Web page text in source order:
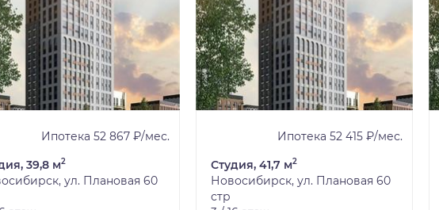
Ипотека 52 867 ₽/мес.
39,8 м2
ул. Плановая 60
Ипотека 52 415 ₽/мес.
Студия, 41,7 м2
Новосибирск, ул. Плановая 60
стр